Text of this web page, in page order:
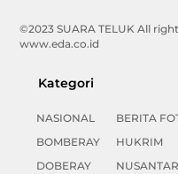
©2023 SUARA TELUK All
www.eda.co.id
Kategori
NASIONAL
BOMBERAY
DOBERAY
BERITA
HUKRIM